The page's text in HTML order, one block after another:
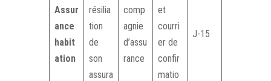
Assur
ance
habit
ation
résilia
tion
de
son
assura
comp
agnie
d’assu
rance
et
courri
er de
confir
matio
J-15